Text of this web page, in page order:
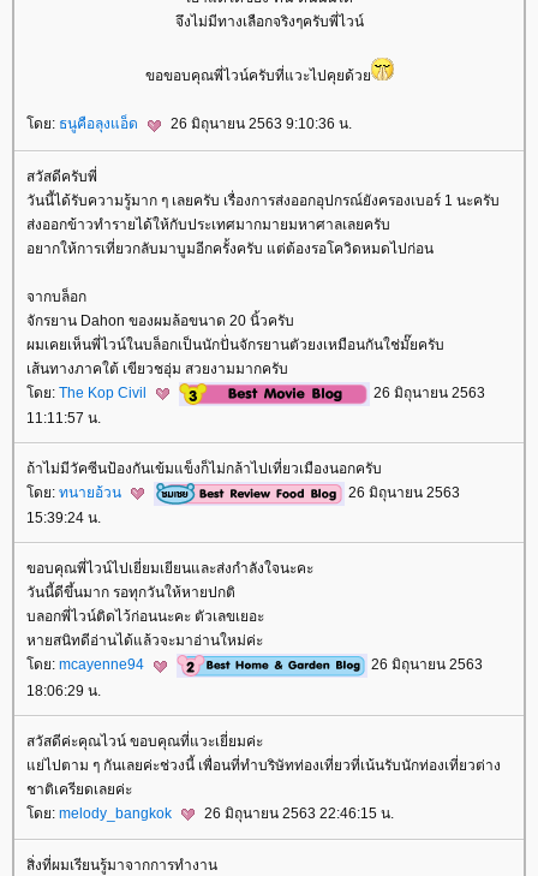
จึงไม่มีทางเลือกจริงๆครับพี่ไวน์
ขอขอบคุณพี่ไวน์ครับที่แวะไปคุยด้ว
ดย: ธนูคือลุงแอ็ด 26 มิถุนายน 2563 9:10:36 น.
สวัสดีครับพี่
วันนี้ได้รับความรู้มาก ๆ เลยครับ เรื่องการส่งออกอุปกรณ์ยังครองเบอร์ 1 นะครับ
ส่งออกข้าวทำรายได้ให้กับประเทศมากมายมหาศาลเลยครับ
อยากให้การเที่ยวกลับมาบูมอีกครั้งครับ แต่ต้องรอโควิดหมดไปก่อน
จากบล็อก
จักรยาน Dahon ของผมล้อขนาด 20 นิ้วครับ
ผมเคยเห็นพี่ไวน์ในบล็อกเป็นนักปั่นจักรยานตัวยงเหมือนกันใช่มั๊ยครับ
เส้นทางภาคใต้ เขียวชอุ่ม สวยงามมากครับ
ดย: The Kop Civil
26 มิถุนายน 2563
11:11:57 น.
ถ้าไม่มีวัคซีนป้องกันเข้มแข็งก็ไม่กล้าไปเที่ยวเมืองนอกครับ
ดย: ทนายอ้วน
26 มิถุนายน 2563
15:39:24 น.
ขอบคุณพี่ไวน์ไปเยี่ยมเยียนและส่งกำลังใจนะคะ
วันนี้ดีขึ้นมาก รอทุกวันให้หายปกติ
บลอกพี่ไวน์ติดไว้ก่อนนะคะ ตัวเลขเยอะ
หายสนิทดีอ่านได้แล้วจะมาอ่านใหม่ค่ะ
ดย: mcayenne94
26 มิถุนายน 2563
18:06:29 น.
สวัสดีค่ะคุณไวน์ ขอบคุณที่แวะเยี่ยมค่ะ
่ไปตาม ๆ กันเลยค่ะช่วงนี้ เพื่อนที่ทำบริษัทท่องเที่ยวที่เน้นรับนักท่องเที่ยวต่าง
ชาติเครียดเลยค่ะ
ดย: melody_bangkok 26 มิถุนายน 2563 22:46:15 น.
สิ่งที่ผมเรียนรู้มาจากการทำงาน